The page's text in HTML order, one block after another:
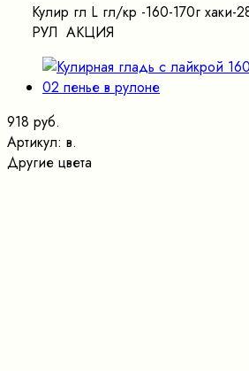
Кулир гл L гл/кр -160-170г хаки-
РУЛ АКЦИЯ
918 руб.
Артикул: в.
Другие цвета